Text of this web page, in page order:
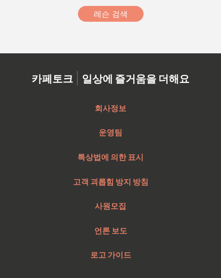
레슨 검색
카페토크 | 일상에 즐거움을 더해요
회사정보
운영팀
특상법에 의한 표시
고객 괴롭힘 방지 방침
사원모집
언론 보도
로고 가이드